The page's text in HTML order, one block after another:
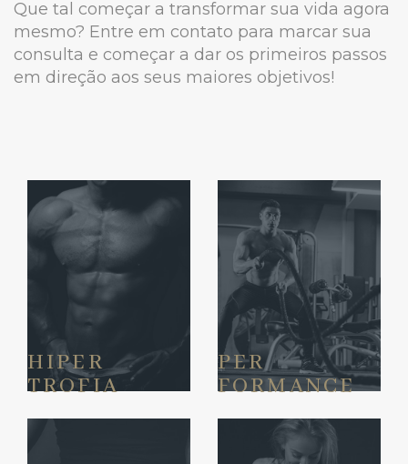
Que tal começar a transformar sua vida agora
mesmo? Entre em contato para marcar sua
consulta e começar a dar os primeiros passos
em direção aos seus maiores objetivos!
HIPER
TROFIA
PER
FORMANCE